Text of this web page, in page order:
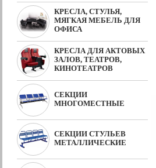
КРЕСЛА, СТУЛЬЯ,
МЯГКАЯ МЕБЕЛЬ ДЛЯ
ОФИСА
КРЕСЛА ДЛЯ АКТОВЫХ
ЗАЛОВ, ТЕАТРОВ,
КИНОТЕАТРОВ
СЕКЦИИ
МНОГОМЕСТНЫЕ
СЕКЦИИ СТУЛЬЕВ
МЕТАЛЛИЧЕСКИЕ